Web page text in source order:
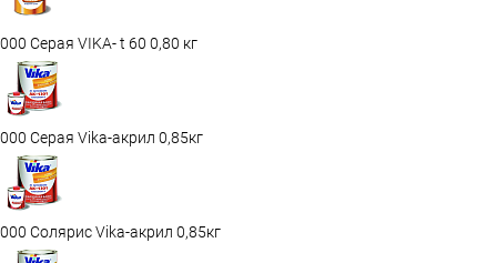
000 Серая VIKA- t 60 0,80 кг
000 Серая Vika-акрил 0,85кг
000 Солярис Vika-акрил 0,85кг